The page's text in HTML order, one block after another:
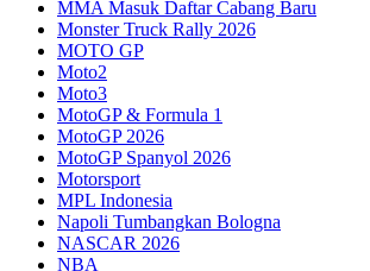
MMA Masuk Daftar Cabang Baru
Monster Truck Rally 2026
MOTO GP
Moto2
Moto3
MotoGP & Formula 1
MotoGP 2026
MotoGP Spanyol 2026
Motorsport
MPL Indonesia
Napoli Tumbangkan Bologna
NASCAR 2026
NBA